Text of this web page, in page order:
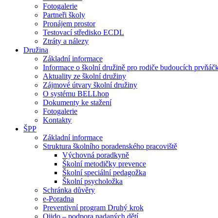
Fotogalerie
Partneři školy
Pronájem prostor
Testovací středisko ECDL
Ztráty a nálezy
Družina
Základní informace
Informace o školní družině pro rodiče budoucích
Aktuality ze školní družiny
Zájmové útvary školní družiny
O systému BELLhop
Dokumenty ke stažení
Fotogalerie
Kontakty
ŠPP
Základní informace
Struktura školního poradenského pracoviště
Výchovná poradkyně
Školní metodičky prevence
Školní speciální pedagožka
Školní psycholožka
Schránka důvěry
e-Poradna
Preventivní program Druhý krok
Qiido – podpora nadaných dětí